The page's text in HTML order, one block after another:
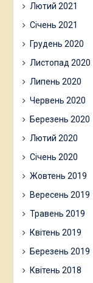
Лютий 2021
Січень 2021
Грудень 2020
Листопад 2020
Липень 2020
Червень 2020
Березень 2020
Лютий 2020
Січень 2020
Жовтень 2019
Вересень 2019
Травень 2019
Квітень 2019
Березень 2019
Квітень 2018